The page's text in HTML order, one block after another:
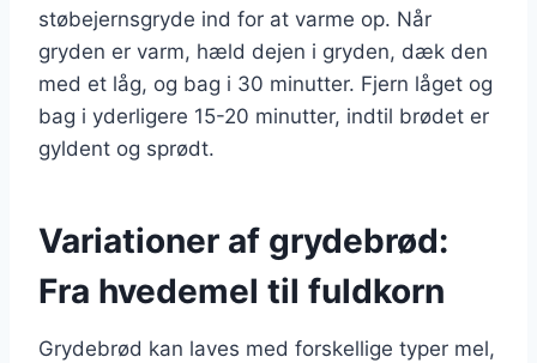
støbejernsgryde ind for at varme op. Når
gryden er varm, hæld dejen i gryden, dæk den
med et låg, og bag i 30 minutter. Fjern låget og
bag i yderligere 15-20 minutter, indtil brødet er
gyldent og sprødt.
Variationer af grydebrød:
Fra hvedemel til fuldkorn
Grydebrød kan laves med forskellige typer mel,